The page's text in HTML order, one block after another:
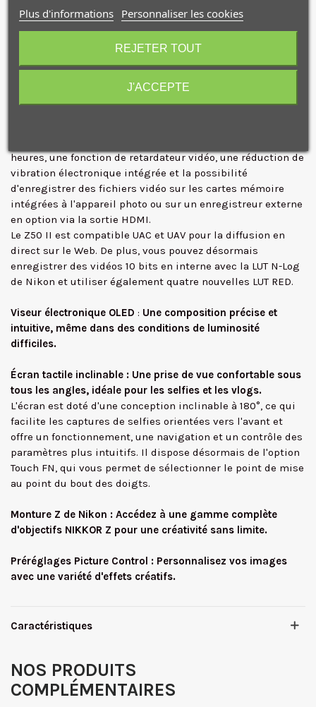
Vidéo 4K UHD : Capturez des séquences vidéo de haute
qualité avec une grande flexibilité.
Capable d'enregistrer bien plus que de simples photos, le
Z50 II a également amélioré ses capacités de capture
vidéo, prenant désormais en charge l'enregistrement vidéo
heures, une fonction de retardateur vidéo, une réduction de
vibration électronique intégrée et la possibilité
d'enregistrer des fichiers vidéo sur les cartes mémoire
intégrées à l'appareil photo ou sur un enregistreur externe
en option via la sortie HDMI.
Le Z50 II est compatible UAC et UAV pour la diffusion en
direct sur le Web. De plus, vous pouvez désormais
enregistrer des vidéos 10 bits en interne avec la LUT N-Log
de Nikon et utiliser également quatre nouvelles LUT RED.
Viseur électronique OLED : Une composition précise et
intuitive, même dans des conditions de luminosité
difficiles.
Écran tactile inclinable : Une prise de vue confortable sous
tous les angles, idéale pour les selfies et les vlogs.
L'écran est doté d'une conception inclinable à 180°, ce qui
facilite les captures de selfies orientées vers l'avant et
offre un fonctionnement, une navigation et un contrôle des
paramètres plus intuitifs. Il dispose désormais de l'option
Touch FN, qui vous permet de sélectionner le point de mise
au point du bout des doigts.
Monture Z de Nikon : Accédez à une gamme complète
d'objectifs NIKKOR Z pour une créativité sans limite.
Préréglages Picture Control : Personnalisez vos images
avec une variété d'effets créatifs.
Caractéristiques
NOS PRODUITS
COMPLÉMENTAIRES
Plus d'informations Personnaliser les cookies
REJETER TOUT
J'ACCEPTE
10€ OFFERTS sur votre
premier achat !
J'accepte de recevoir des SMS de la part de la marque.
Obtenir mon code promo.